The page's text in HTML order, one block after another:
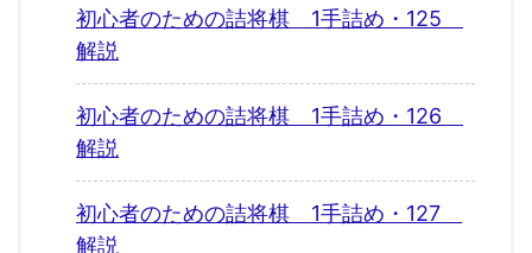
初心者のための詰将棋 1手詰め・125
解説
初心者のための詰将棋 1手詰め・126
解説
初心者のための詰将棋 1手詰め・127
解説